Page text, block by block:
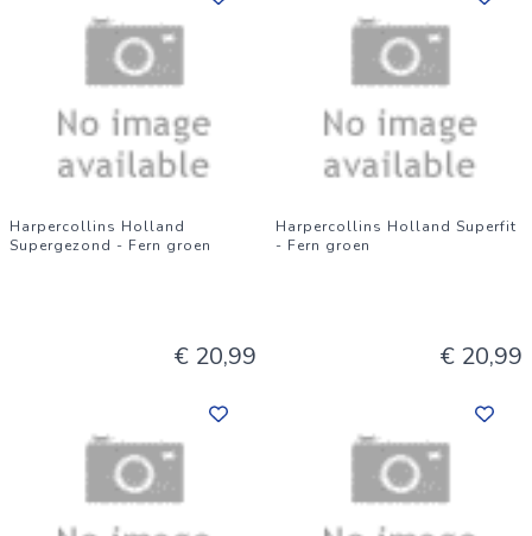
Harpercollins Holland
Supergezond - Fern groen
€ 20,99
Harpercollins Holland Superfit
- Fern groen
€ 20,99